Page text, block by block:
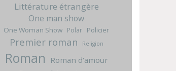
Littérature étrangère
One man show
One Woman Show Polar Policier
Premier roman Religion
Roman Roman d'amour